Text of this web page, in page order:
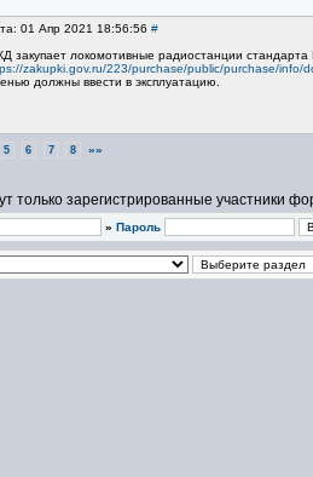
01 Апр 2021 18:56:56 #
закупает локомотивные радиостанции стандарта
zakupki.gov.ru/223/purchase/public/purchase/info/
должны ввести в эксплуатацию.
5 6 7 8 »»
только зарегистрированные участники
» Пароль